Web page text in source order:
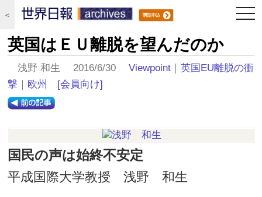
＜
英国はＥＵ離脱を望んだのか
浅野 和生 2016/6/30Viewpoint ｜英国EU離脱の衝
撃 ｜ 欧州 [会員向け]
国民の声は始終不安定
平成国際大学教授 浅野 和生